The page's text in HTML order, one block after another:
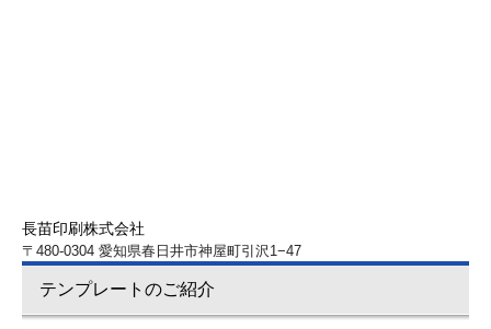
長苗印刷株式会社
〒480-0304 愛知県春日井市神屋町引沢1−47
テンプレートのご紹介